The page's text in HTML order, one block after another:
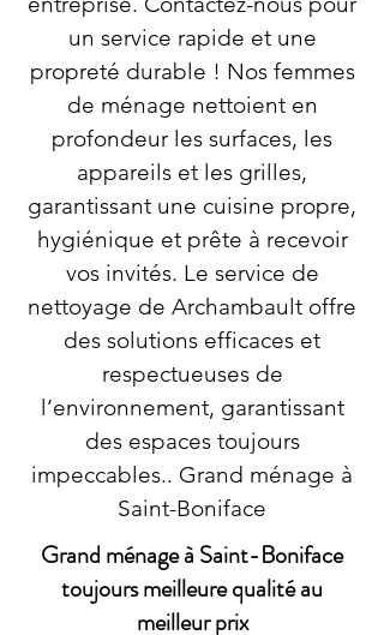
un service rapide et une
propreté durable ! Nos femmes
de ménage nettoient en
profondeur les surfaces, les
appareils et les grilles,
garantissant une cuisine propre,
hygiénique et prête à recevoir
vos invités. Le service de
nettoyage de Archambault offre
des solutions efficaces et
respectueuses de
l’environnement, garantissant
des espaces toujours
impeccables.. Grand ménage à
Saint-Boniface
Grand ménage à Saint-Boniface
toujours meilleure qualité au
meilleur prix